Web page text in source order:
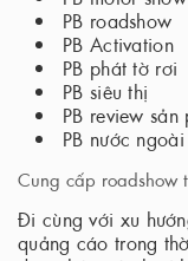
PB roadshow
PB Activation
PB phát tờ rơi
PB siêu thị
PB review sản
PB nước ngoài
Cung cấp roadshow
Đi cùng với xu
quảng cáo trong